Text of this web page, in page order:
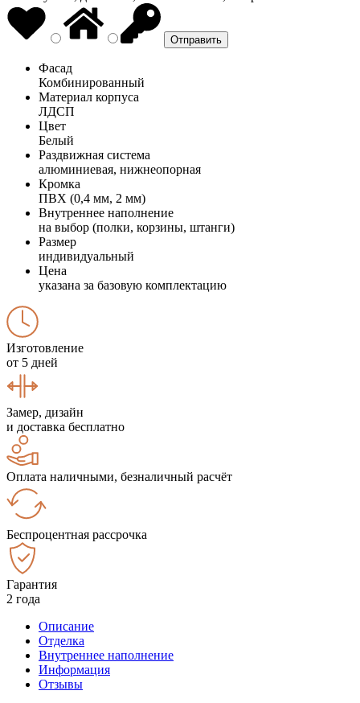
Фасад
Комбинированный
Материал корпуса
ЛДСП
Цвет
Белый
Раздвижная система
алюминиевая, нижнеопорная
Кромка
ПВХ (0,4 мм, 2 мм)
Внутреннее наполнение
на выбор (полки, корзины, штанги)
Размер
индивидуальный
Цена
указана за базовую комплектацию
Изготовление
от 5 дней
Замер, дизайн
и доставка бесплатно
Оплата наличными, безналичный расчёт
Беспроцентная рассрочка
Гарантия
2 года
Описание
Отделка
Внутреннее наполнение
Информация
Отзывы